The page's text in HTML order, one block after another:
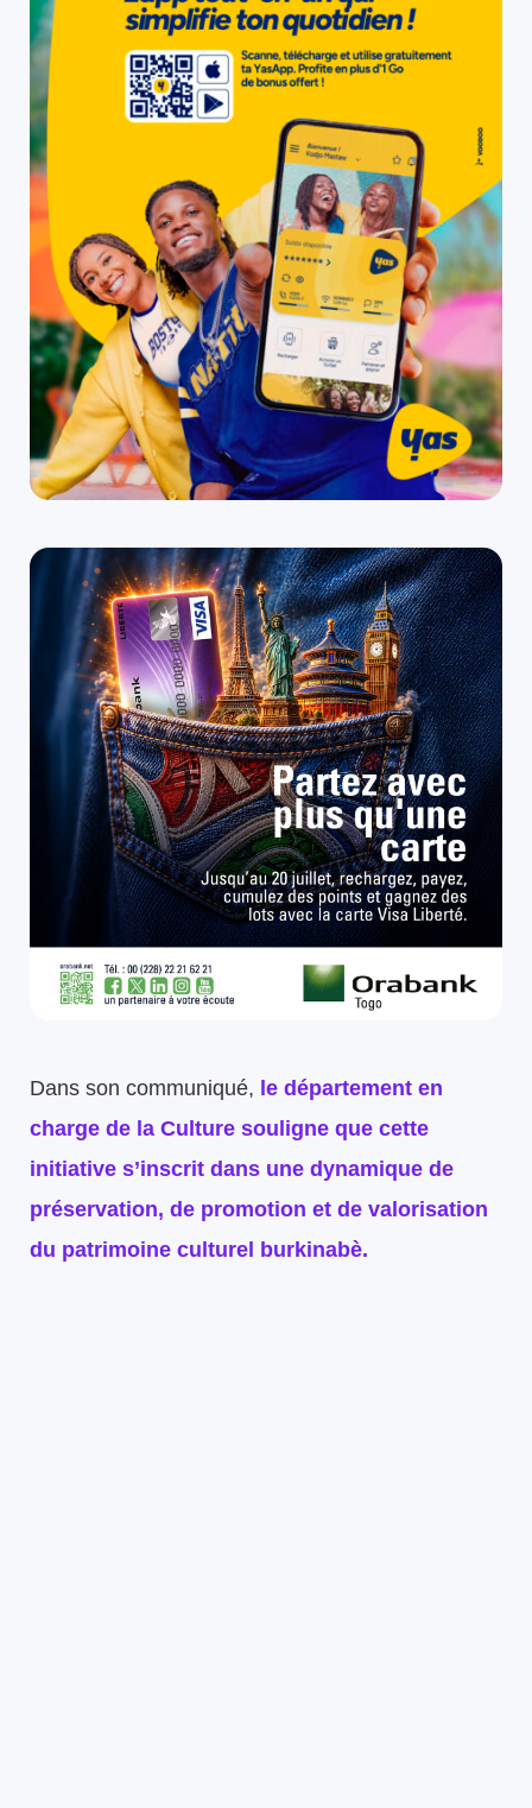
Dans son communiqué, le département en
charge de la Culture souligne que cette
initiative s’inscrit dans une dynamique de
préservation, de promotion et de valorisation
du patrimoine culturel burkinabè.